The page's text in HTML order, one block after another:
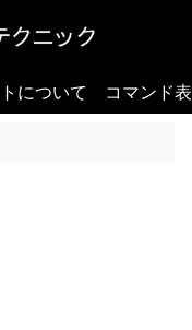
について コマンド